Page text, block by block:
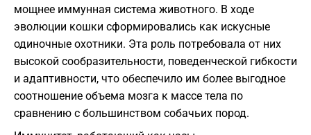
мощнее иммунная система животного. В ходе
эволюции кошки сформировались как искусные
одиночные охотники. Эта роль потребовала от них
высокой сообразительности, поведенческой гибкости
и адаптивности, что обеспечило им более выгодное
соотношение объема мозга к массе тела по
сравнению с большинством собачьих пород.